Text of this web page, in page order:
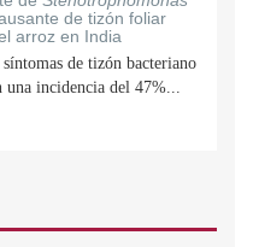
de tizón foliar
arroz en India
síntomas de tizón bacteriano
una incidencia del 47%...